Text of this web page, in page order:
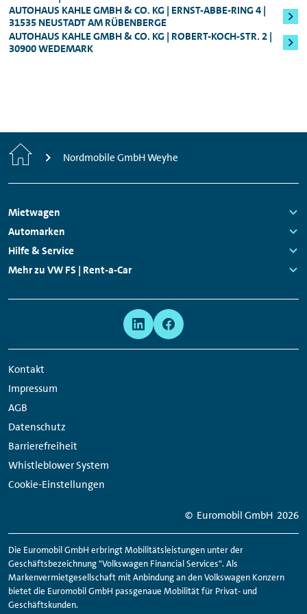
Mindestalter: 25 Jahre, Führerscheinbesitz:
Mind. 3 Jahre:
Für alle Audi S-Modelle, Fahrzeuge der
Mitarbeitenden vor Ort geben.
zahlen können.
Fahrzeugklasseberechnet (in der Regel
250,00 bzw. 800,00 Euro). Die
Sicherheitsleistung erhalten Sie nach Ende
AUTOHAUS KAHLE GMBH & CO. KG | ERNST-ABBE-RING 4 |
31535 NEUSTADT AM RÜBENBERGE
AUTOHAUS KAHLE GMBH & CO. KG | ROBERT-KOCH-STR. 2 |
30900 WEDEMARK
Start Nordmobile GmbH Weyhe
Footer
Navigation
Mietwagen
Links:
Automarken
Links:
Hilfe & Service
Links:
Mehr zu VW FS | Rent-a-Car
Kontakt
Impressum
AGB
Datenschutz
Barrierefreiheit
Whistleblower System
Cookie-Einstellungen
Network
Links
© Euromobil GmbH 2026
Die Euromobil GmbH erbringt Mobilitätsleistungen unter der
Geschäftsbezeichnung "Volkswagen Financial Services". Als
Markenvermietgesellschaft mit Anbindung an den Volkswagen Konzern
bietet die Euromobil GmbH passgenaue Mobilität für Privat- und
Geschäftskunden.